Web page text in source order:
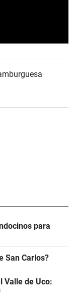
para
San Carlos?
Valle de Uco: